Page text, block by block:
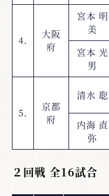
4.
大阪
府
宮本 明
美
宮本 光
男
5.
京都
府
清水 聡
内海 直
弥
２回戦 全16試合